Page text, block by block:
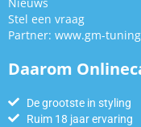
Nieuws
Stel een vraag
Partner: www.gm-
Daarom
De grootste in styling
Ruim 18 jaar ervaring